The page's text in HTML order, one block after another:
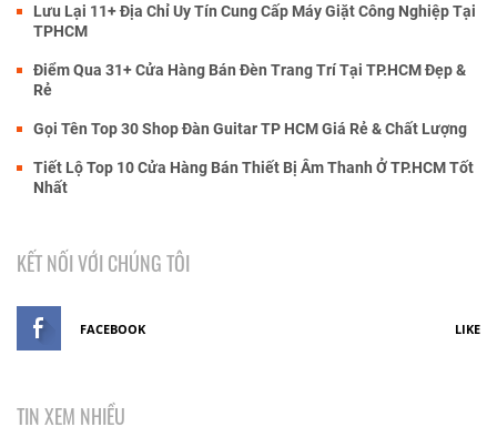
Lưu Lại 11+ Địa Chỉ Uy Tín Cung Cấp Máy Giặt Công Nghiệp Tại
TPHCM
Điểm Qua 31+ Cửa Hàng Bán Đèn Trang Trí Tại TP.HCM Đẹp &
Rẻ
Gọi Tên Top 30 Shop Đàn Guitar TP HCM Giá Rẻ & Chất Lượng
Tiết Lộ Top 10 Cửa Hàng Bán Thiết Bị Âm Thanh Ở TP.HCM Tốt
Nhất
KẾT NỐI VỚI CHÚNG TÔI
FACEBOOK LIKE
TIN XEM NHIỀU